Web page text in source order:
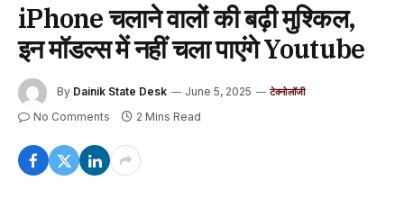
iPhone चलाने वालों की बढ़ी मुश्किल,
इन मॉडल्स में नहीं चला पाएंगे Youtube
By Dainik State Desk June 5, 2025 टेक्नोलॉजी
No Comments 2 Mins Read